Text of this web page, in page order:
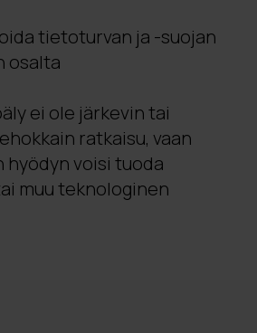
tietoturvan ja -suojan
osalta
ei ole järkevin tai
ratkaisu, vaan
hyödyn voisi tuoda
muu teknologinen